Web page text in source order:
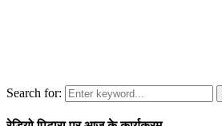
Search for: